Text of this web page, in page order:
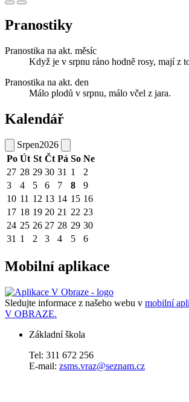
Pranostiky
Pranostika na akt. měsíc
Když je v srpnu ráno hodně rosy, mají z
Pranostika na akt. den
Málo plodů v srpnu, málo včel z jara.
Kalendář
Srpen2026
Po Út St Čt Pá So Ne
27 28 29 30 31 1
2
3
4 5 6 7 8
9
10 11 12 13 14 15 16
17 18 19 20 21 22 23
24 25 26 27 28 29 30
31 1 2 3 4 5 6
Mobilní aplikace
Sledujte informace z našeho webu v mobilní
V OBRAZE.
Základní škola
Tel: 311 672 256
E-mail: zsms.vraz@seznam.cz